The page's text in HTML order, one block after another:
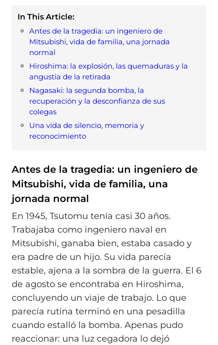
In This Article:
Antes de la tragedia: un ingeniero de
Mitsubishi, vida de familia, una jornada
normal
Hiroshima: la explosión, las quemaduras y la
angustia de la retirada
Nagasaki: la segunda bomba, la
recuperación y la desconfianza de sus
colegas
Una vida de silencio, memoria y
reconocimiento
Antes de la tragedia: un ingeniero de
Mitsubishi, vida de familia, una
jornada normal
En 1945, Tsutomu tenía casi 30 años.
Trabajaba como ingeniero naval en
Mitsubishi, ganaba bien, estaba casado y
era padre de un hijo. Su vida parecía
estable, ajena a la sombra de la guerra. El 6
de agosto se encontraba en Hiroshima,
concluyendo un viaje de trabajo. Lo que
parecía rutina terminó en una pesadilla
cuando estalló la bomba. Apenas pudo
reaccionar: una luz cegadora lo dejó